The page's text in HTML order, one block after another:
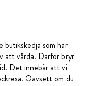
butikskedja som har
att vårda. Därför bryr
Det innebär att vi
Oavsett om du